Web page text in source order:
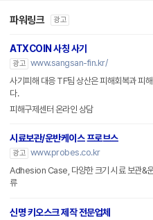
파워링크 광고
ATXCOIN 사칭 사기
광고
www.sangsan-fin.kr/
사기피해 대응 TF팀 상산은 피해회복과 피
다.
피해구제센터 온라인 상담
시료보관/운반케이스 프로브스
광고
www.probes.co.kr
Adhesion Case, 다양한 크기 시료 보관&
류
신명 키오스크 제작 전문업체